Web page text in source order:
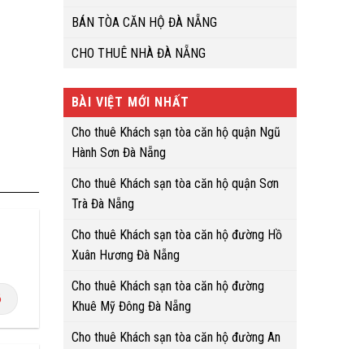
BÁN TÒA CĂN HỘ ĐÀ NẴNG
CHO THUÊ NHÀ ĐÀ NẴNG
BÀI VIỆT MỚI NHẤT
Cho thuê Khách sạn tòa căn hộ quận Ngũ
Hành Sơn Đà Nẵng
Cho thuê Khách sạn tòa căn hộ quận Sơn
Trà Đà Nẵng
Cho thuê Khách sạn tòa căn hộ đường Hồ
Xuân Hương Đà Nẵng
Cho thuê Khách sạn tòa căn hộ đường
Khuê Mỹ Đông Đà Nẵng
Cho thuê Khách sạn tòa căn hộ đường An